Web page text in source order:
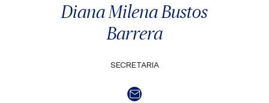
Diana Milena Bustos
Barrera
SECRETARIA